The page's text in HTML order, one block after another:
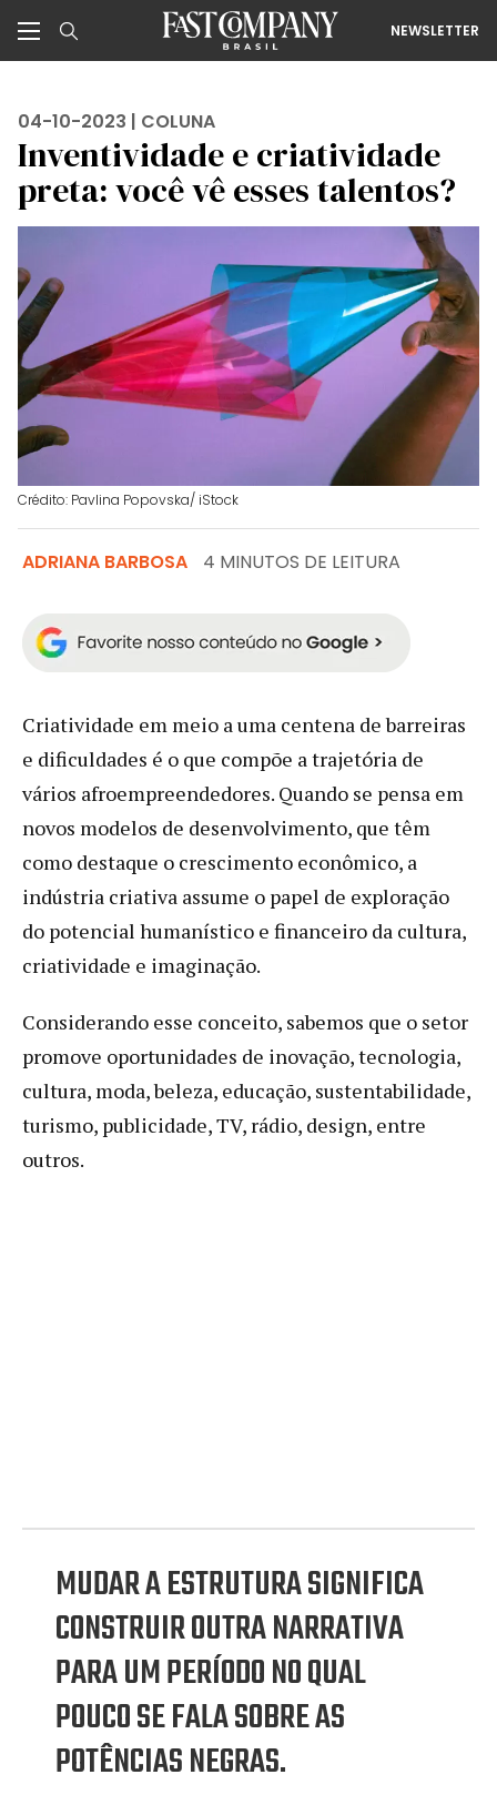
NEWSLETTER
04-10-2023 | COLUNA
Inventividade e criatividade
preta: você vê esses talentos?
Crédito: Pavlina Popovska/ iStock
ADRIANA BARBOSA 4 MINUTOS DE LEITURA
Criatividade em meio a uma centena de barreiras
e dificuldades é o que compõe a trajetória de
vários afroempreendedores. Quando se pensa em
novos modelos de desenvolvimento, que têm
como destaque o crescimento econômico, a
indústria criativa assume o papel de exploração
do potencial humanístico e financeiro da cultura,
criatividade e imaginação.
Considerando esse conceito, sabemos que o setor
promove oportunidades de inovação, tecnologia,
cultura, moda, beleza, educação, sustentabilidade,
turismo, publicidade, TV, rádio, design, entre
outros.
MUDAR A ESTRUTURA SIGNIFICA
CONSTRUIR OUTRA NARRATIVA
PARA UM PERÍODO NO QUAL
POUCO SE FALA SOBRE AS
POTÊNCIAS NEGRAS.